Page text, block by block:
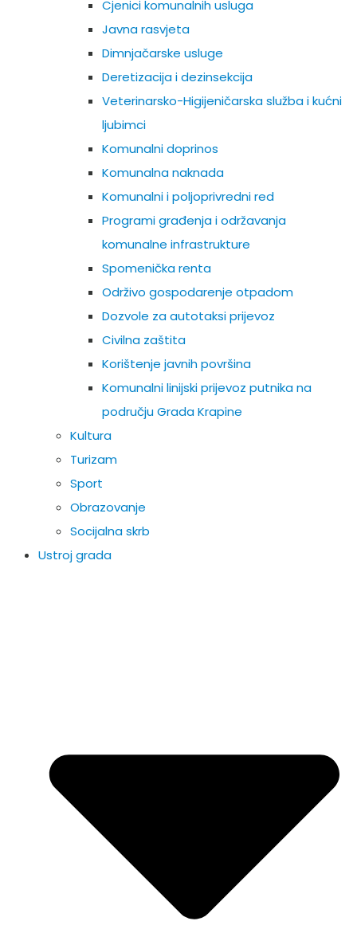
Cjenici komunalnih usluga
Javna rasvjeta
Dimnjačarske usluge
Deretizacija i dezinsekcija
Veterinarsko-Higijeničarska služba i kućni
ljubimci
Komunalni doprinos
Komunalna naknada
Komunalni i poljoprivredni red
Programi građenja i održavanja
komunalne infrastrukture
Spomenička renta
Održivo gospodarenje otpadom
Dozvole za autotaksi prijevoz
Civilna zaštita
Korištenje javnih površina
Komunalni linijski prijevoz putnika na
području Grada Krapine
Kultura
Turizam
Sport
Obrazovanje
Socijalna skrb
Ustroj grada